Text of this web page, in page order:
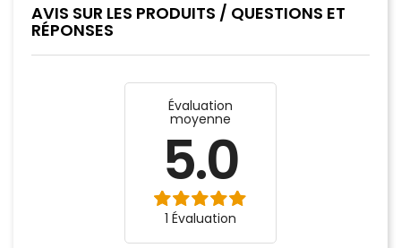
AVIS SUR LES PRODUITS / QUESTIONS ET
RÉPONSES
Évaluation
moyenne
5.0
1 Évaluation